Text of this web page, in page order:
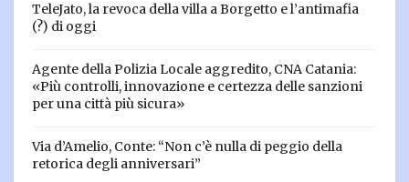
TeleJato, la revoca della villa a Borgetto e l’antimafia
(?) di oggi
Agente della Polizia Locale aggredito, CNA Catania:
«Più controlli, innovazione e certezza delle sanzioni
per una città più sicura»
Via d’Amelio, Conte: “Non c’è nulla di peggio della
retorica degli anniversari”